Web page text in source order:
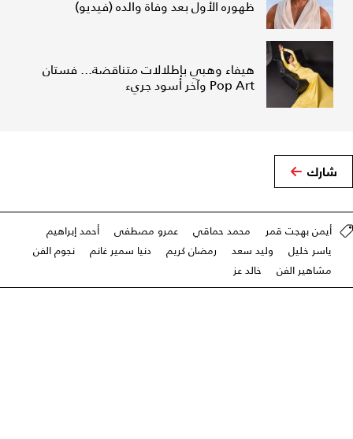
ظهوره الأول بعد وفاة والده (فيديو)
هيفاء وهبي بإطلالات متناقضة... فستان
Pop Art وآخر أسود جريء
شارك
أيمن بهجت قمر محمد حماقي عمرو مصطفى
أحمد إبراهيم
ياسر خليل
وليد سعد رمضان كريم دنيا سمير غانم
نجوم الفن
مشاهير الفن
خالد عز